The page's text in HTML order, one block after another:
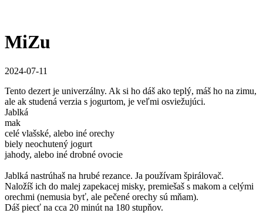
MiZu
2024-07-11
Tento dezert je univerzálny. Ak si ho dáš ako teplý, máš ho na zimu,
ale ak studená verzia s jogurtom, je veľmi osviežujúci.
Jablká
mak
celé vlašské, alebo iné orechy
biely neochutený jogurt
jahody, alebo iné drobné ovocie
Jablká nastrúhaš na hrubé rezance. Ja používam špirálovač.
Naložíš ich do malej zapekacej misky, premiešaš s makom a celými
orechmi (nemusia byť, ale pečené orechy sú mňam).
Dáš piecť na cca 20 minút na 180 stupňov.